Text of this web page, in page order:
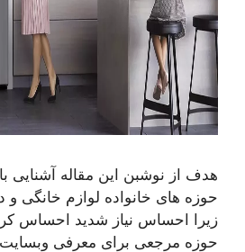
حوزه های خانواده لوازم خانگی و
زیرا احساس نیاز شدید احساس
حوزه مرجعی برای معرفی